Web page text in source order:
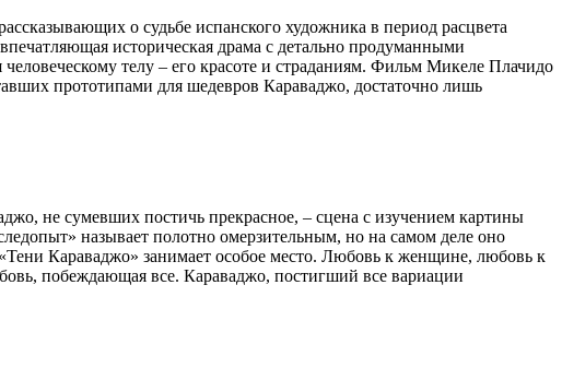
о судьбе испанского художника в период расцвета
историческая драма с детально продуманными
телу – его красоте и страданиям. Фильм Микеле Плачидо
прототипами для шедевров Караваджо, достаточно лишь
не сумевших постичь прекрасное, – сцена с изучением картины
называет полотно омерзительным, но на самом деле оно
Караваджо» занимает особое место. Любовь к женщине, любовь к
побеждающая все. Караваджо, постигший все вариации